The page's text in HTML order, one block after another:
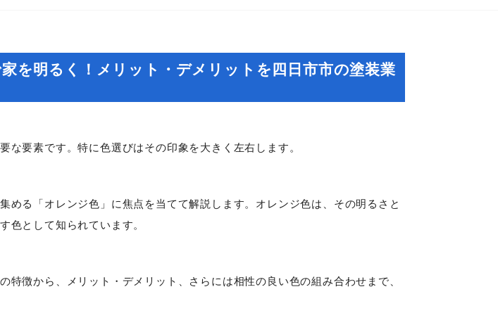
を明るく！メリット・デメリットを四日市市の塗装業
な要素です。特に色選びはその印象を大きく左右します。
める「オレンジ色」に焦点を当てて解説します。オレンジ色は、その明るさと
色として知られています。
特徴から、メリット・デメリット、さらには相性の良い色の組み合わせまで、